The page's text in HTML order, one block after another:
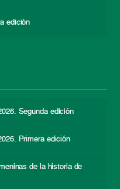
edición
Segunda edición
Primera edición
de la historia de